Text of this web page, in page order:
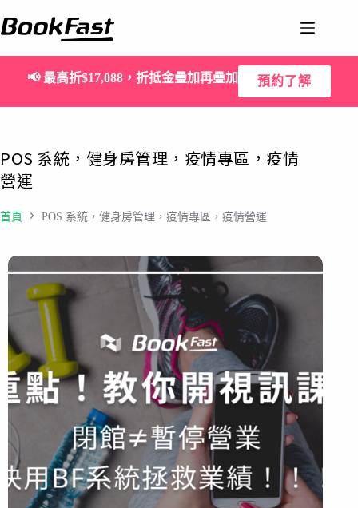
📢 最高折$17,088，折抵金疊加再疊加 預約了解
POS 系統，健身房管理，疫情專區，疫情
營運
首頁 POS 系統，健身房管理，疫情專區，疫情營運